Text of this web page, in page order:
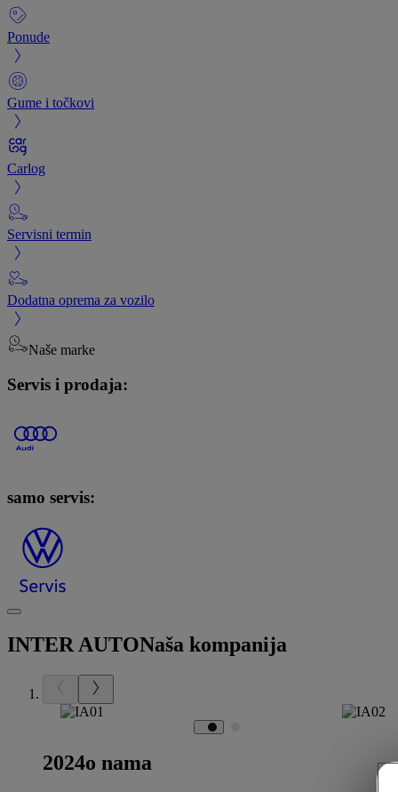
Ponude
Gume i točkovi
Carlog
Servisni termin
Dodatna oprema za vozilo
Naše marke
Servis i prodaja:
samo servis:
INTER AUTONaša kompanija
2024o nama